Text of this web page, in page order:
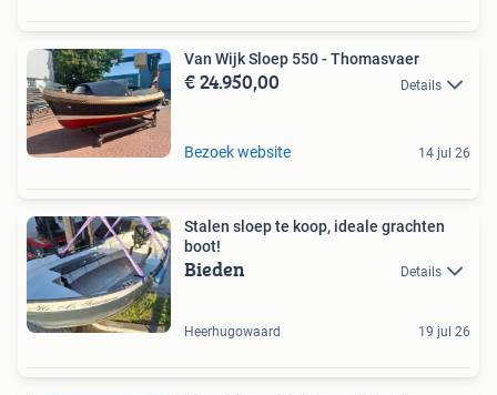
Van Wijk Sloep 550 - Thomasvaer
€ 24.950,00 Details
Bezoek website 14 jul 26
Stalen sloep te koop, ideale grachten
boot!
Bieden Details
Heerhugowaard 19 jul 26